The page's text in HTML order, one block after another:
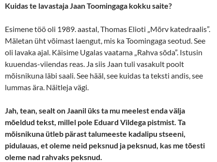
Kuidas te lavastaja Jaan Toomingaga kokku saite?
Esimene töö oli 1989. aastal, Thomas Elioti „Mõrv katedraalis”.
Mäletan üht võimast laengut, mis ka Toomingaga seotud. See
oli lavaka ajal. Käisime Ugalas vaatama „Rahva sõda”. Istusin
kuuendas-viiendas reas. Ja siis Jaan tuli vasakult poolt
mõisnikuna läbi saali. See hääl, see kuidas ta teksti andis, see
lummas ära. Näitleja vägi.
Jah, tean, sealt on Jaanil üks ta mu meelest enda välja
mõeldud tekst, millel pole Eduard Vildega pistmist. Ta
mõisnikuna ütleb pärast talumeeste kadalipu stseeni,
pidulauas, et oleme neid peksnud ja peksnud, kas me tõesti
oleme nad rahvaks peksnud.